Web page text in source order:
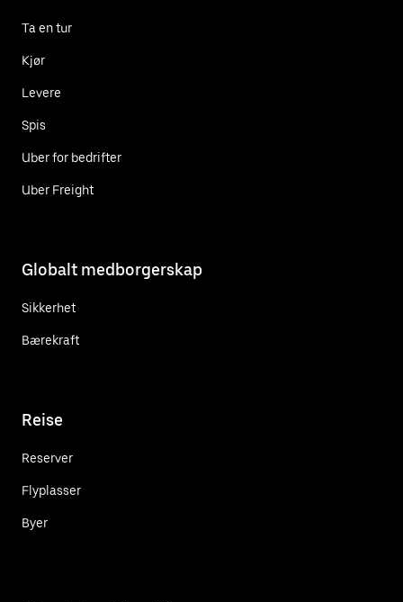
Ta en tur
Kjør
Levere
Spis
Uber for bedrifter
Uber Freight
Globalt medborgerskap
Sikkerhet
Bærekraft
Reise
Reserver
Flyplasser
Byer